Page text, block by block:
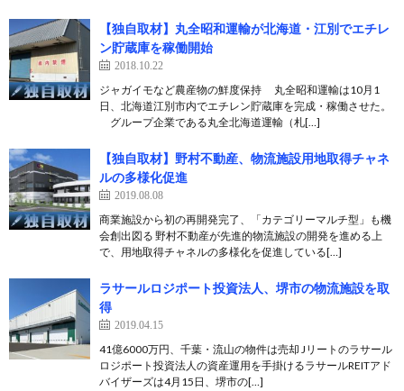
【独自取材】丸全昭和運輸が北海道・江別でエチレ
ン貯蔵庫を稼働開始
2018.10.22
ジャガイモなど農産物の鮮度保持 丸全昭和運輸は10月1
日、北海道江別市内でエチレン貯蔵庫を完成・稼働させた。
グループ企業である丸全北海道運輸（札[…]
【独自取材】野村不動産、物流施設用地取得チャネ
ルの多様化促進
2019.08.08
商業施設から初の再開発完了、「カテゴリーマルチ型」も機
会創出図る 野村不動産が先進的物流施設の開発を進める上
で、用地取得チャネルの多様化を促進している[…]
ラサールロジポート投資法人、堺市の物流施設を取
得
2019.04.15
41億6000万円、千葉・流山の物件は売却 Jリートのラサール
ロジポート投資法人の資産運用を手掛けるラサールREITアド
バイザーズは4月15日、堺市の[…]